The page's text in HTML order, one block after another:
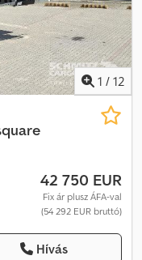
szüksége? Egyedi
és
is szívesen
1 / 12
42 750 EUR
Fix ár plusz ÁFA-val
(54 292 EUR bruttó)
Hívás